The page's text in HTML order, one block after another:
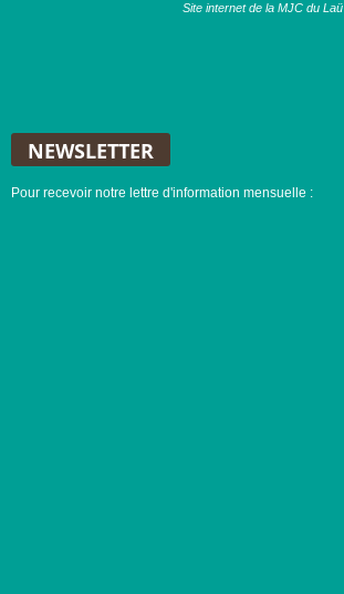
Site internet de la MJC du Laü
NEWSLETTER
Pour recevoir notre lettre d'information mensuelle :